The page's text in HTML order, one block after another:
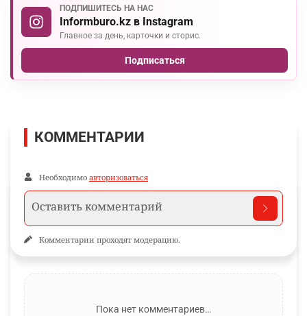
ПОДПИШИТЕСЬ НА НАС
Informburo.kz в Instagram
Главное за день, карточки и сторис.
Подписаться
КОММЕНТАРИИ
Необходимо авторизоваться
Комментарии проходят модерацию.
Пока нет комментариев…